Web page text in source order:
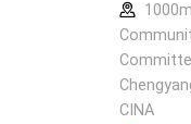
CINA